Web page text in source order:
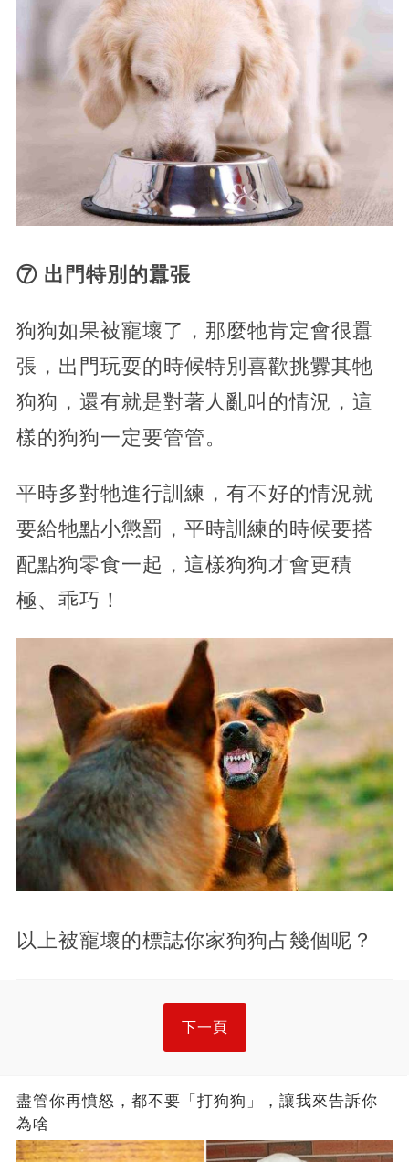
⑦ 出門特別的囂張
狗狗如果被寵壞了，那麼牠肯定會很囂
張，出門玩耍的時候特別喜歡挑釁其牠
狗狗，還有就是對著人亂叫的情況，這
樣的狗狗一定要管管。
平時多對牠進行訓練，有不好的情況就
要給牠點小懲罰，平時訓練的時候要搭
配點狗零食一起，這樣狗狗才會更積
極、乖巧！
以上被寵壞的標誌你家狗狗占幾個呢？
下一頁
盡管你再憤怒，都不要「打狗狗」，讓我來告訴你
為啥